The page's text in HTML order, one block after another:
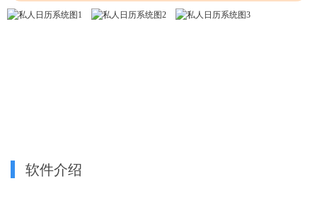
软件介绍